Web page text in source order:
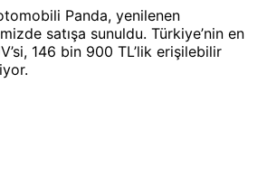
Panda, yenilenen
satışa sunuldu. Türkiye’nin en
146 bin 900 TL’lik erişilebilir